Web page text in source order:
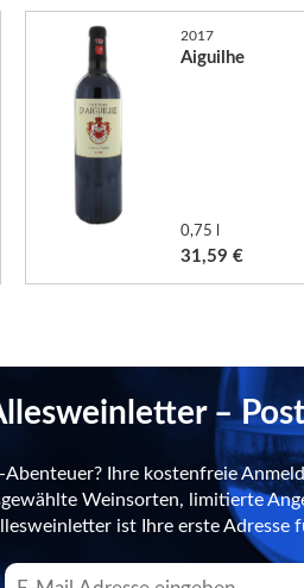
2017
Aiguilhe
0,75 l
31,59 €
–
Ihre kostenfreie
Weinsorten, limitierte
ist Ihre erste Adresse